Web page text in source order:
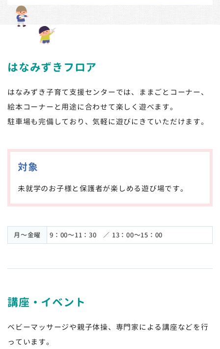
はなみずきフロア
はなみずき子育て支援センターでは、ままごとコーナー、
絵本コーナーと用途に合わせて楽しく遊べます。
駐車場も完備しており、気軽に遊びにきていただけます。
対象
未就学のお子様と保護者が楽しめる遊び場です。
月～金曜 9：00～11：30 ／ 13：00～15：00
講座・イベント
ベビーマッサージや親子体操、専門家による講座などを行
っています。